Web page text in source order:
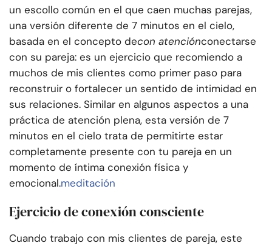
un escollo común en el que caen muchas parejas,
una versión diferente de 7 minutos en el cielo,
basada en el concepto decon atenciónconectarse
con su pareja: es un ejercicio que recomiendo a
muchos de mis clientes como primer paso para
reconstruir o fortalecer un sentido de intimidad en
sus relaciones. Similar en algunos aspectos a una
práctica de atención plena, esta versión de 7
minutos en el cielo trata de permitirte estar
completamente presente con tu pareja en un
momento de íntima conexión física y
emocional.meditación
Ejercicio de conexión consciente
Cuando trabajo con mis clientes de pareja, este